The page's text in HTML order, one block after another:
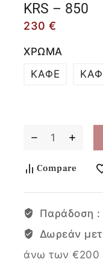
KRS – 850
230 €
ΧΡΩΜΑ
ΚΑΦΕ
Compare
Παράδοση :
Δωρεάν
άνω των €200